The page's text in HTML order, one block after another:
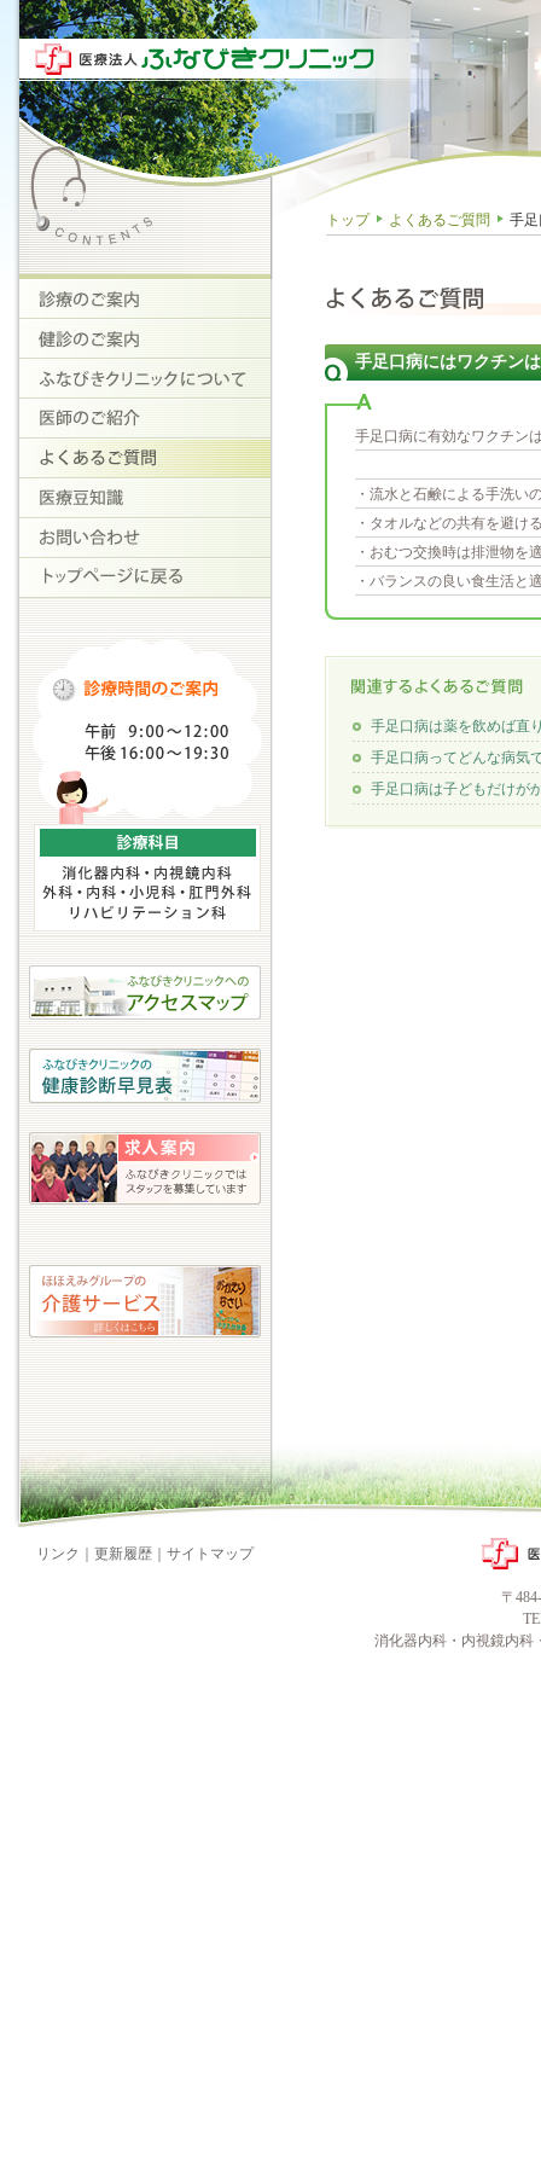
トップ よくあるご質問 手
手足口病にはワクチン
手足口病に有効なワクチン
・流水と石鹸による手洗い
・タオルなどの共有を避け
・おむつ交換時は排泄物を
・バランスの良い食生活と
手足口病は薬を飲めば直
手足口病ってどんな病気
手足口病は子どもだけが
リンク 更新履歴 サイトマップ
〒
消化器内科・内視鏡内科